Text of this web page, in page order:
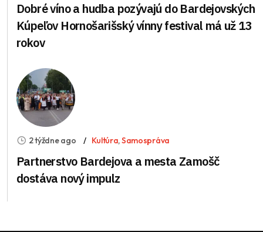
Dobré víno a hudba pozývajú do Bardejovských
Kúpeľov Hornošarišský vínny festival má už 13
rokov
2 týždne ago Kultúra,Samospráva
Partnerstvo Bardejova a mesta Zamošč
dostáva nový impulz